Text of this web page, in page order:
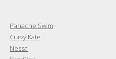
Panache Swim
Curvy Kate
Nessa